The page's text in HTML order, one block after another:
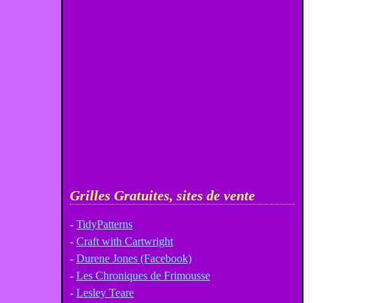
Grilles Gratuites, sites de vente
- TidyPatterns
- Craft with Cartwright
- Durene Jones (Facebook)
- Les Chroniques de Frimousse
- Lesley Teare